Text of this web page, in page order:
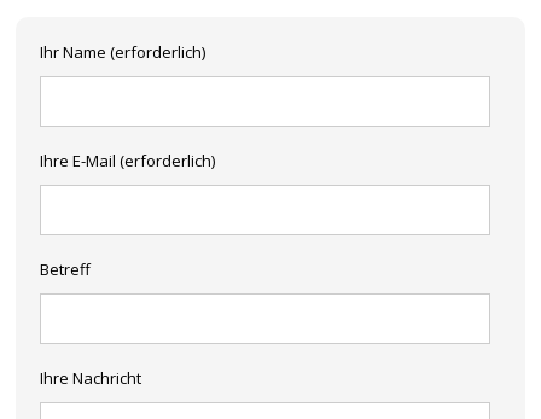
Ihr Name (erforderlich)
Ihre E-Mail (erforderlich)
Betreff
Ihre Nachricht